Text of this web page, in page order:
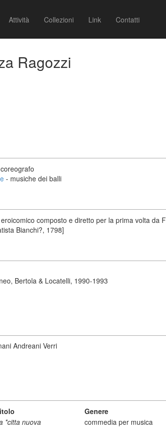
Attività Collezioni Link Contatti
Ragozzi
- musiche dei balli
composto e diretto per la prima volta da
Bianchi?, 1798]
Bertola & Locatelli, 1990-1993
Andreani Verri
Genere
*citta nuova commedia per musica